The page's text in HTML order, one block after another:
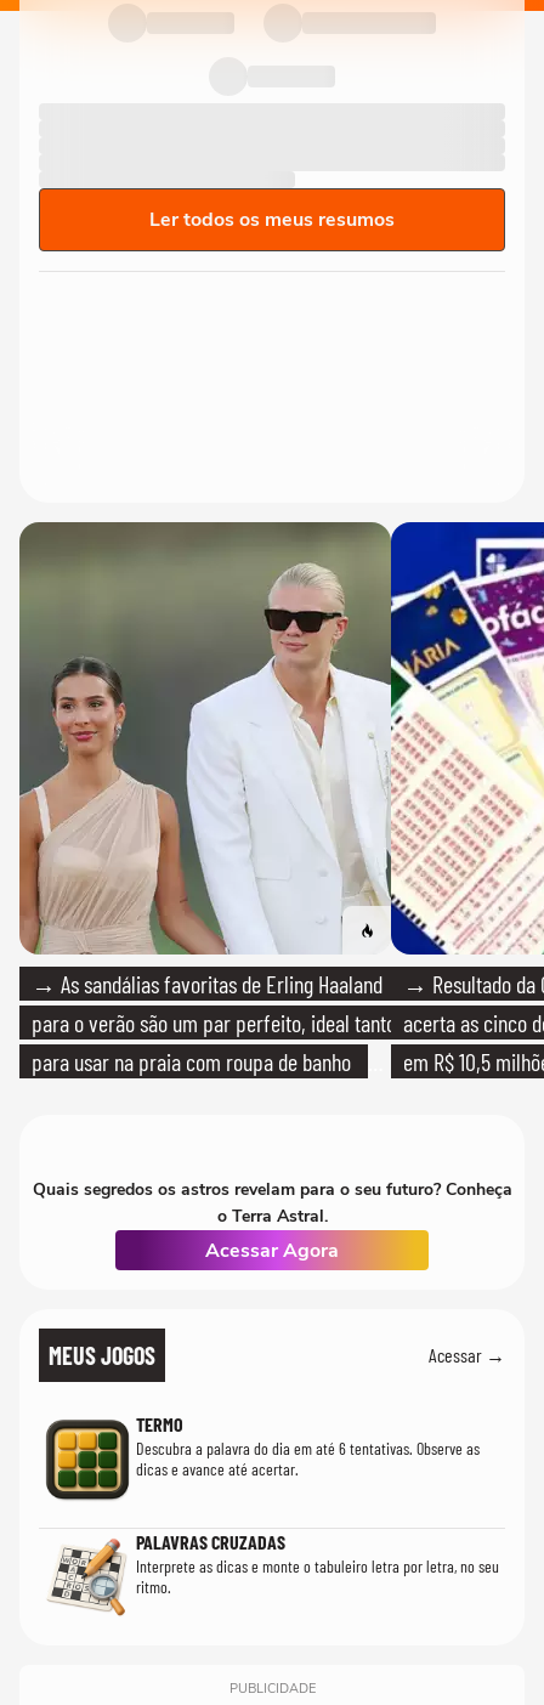
Ler todos os meus resumos
→ As sandálias favoritas de Erling Haaland
para o verão são um par perfeito, ideal tanto
para usar na praia com roupa de banho
→ Resultado da
acerta as cinco
em R$ 10,5
Quais segredos os astros revelam para o seu futuro? Conheça
o Terra Astral.
Acessar Agora
MEUS JOGOS Acessar →
TERMO
Descubra a palavra do dia em até 6 tentativas. Observe as
dicas e avance até acertar.
PALAVRAS CRUZADAS
Interprete as dicas e monte o tabuleiro letra por letra, no seu
ritmo.
PUBLICIDADE